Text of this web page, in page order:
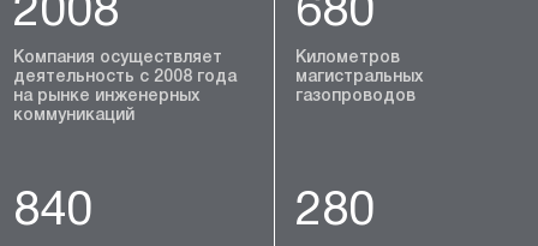
Компания осуществляет
деятельность с 2008 года
на рынке инженерных
коммуникаций
2008
Километров
магистральных
газопроводов
680
840 280